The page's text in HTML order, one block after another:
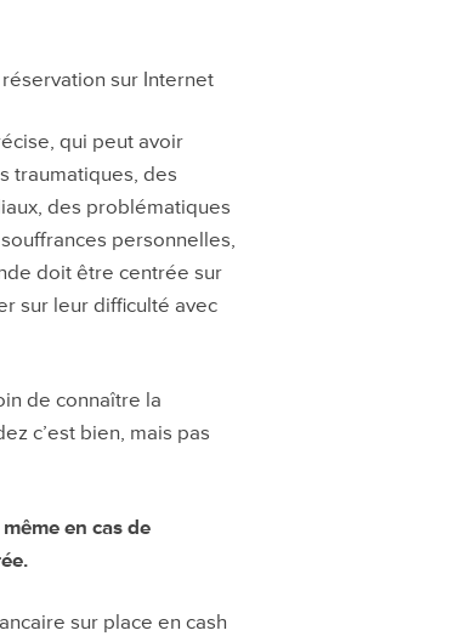
sur Internet
qui peut avoir
traumatiques, des
des problématiques
personnelles,
doit être centrée sur
sur leur difficulté avec
de connaître la
c’est bien, mais pas
en cas de
sur place en cash